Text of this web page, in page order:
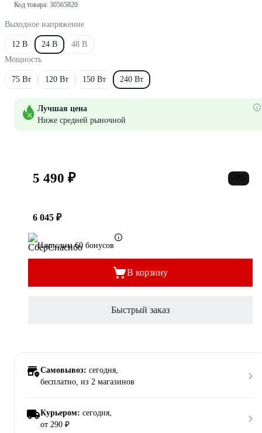
Код товара: 30565820
Выходное напряжение
12 В 24 В
48 В
Мощность
75 Вт 120 Вт 150 Вт 240 Вт
Лучшая цена
Ниже средней рыночной
5 490 ₽
6 045 ₽
Начислим 60 бонусов
В корзину
Быстрый заказ
Самовывоз: сегодня,
бесплатно, из 2 магазинов
Курьером: сегодня,
от 290 ₽